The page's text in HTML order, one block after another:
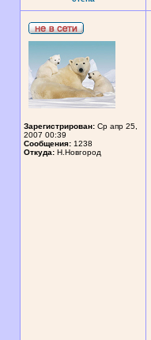
Зарегистрирован: Ср апр 25,
2007 00:39
Сообщения: 1238
Откуда: Н.Новгород